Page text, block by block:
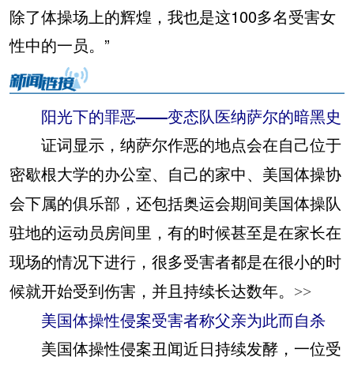
除了体操场上的辉煌，我也是这100多名受害女
性中的一员。”
阳光下的罪恶——变态队医纳萨尔的暗黑史
证词显示，纳萨尔作恶的地点会在自己位于
密歇根大学的办公室、自己的家中、美国体操协
会下属的俱乐部，还包括奥运会期间美国体操队
驻地的运动员房间里，有的时候甚至是在家长在
现场的情况下进行，很多受害者都是在很小的时
候就开始受到伤害，并且持续长达数年。 >>
美国体操性侵案受害者称父亲为此而自杀
美国体操性侵案丑闻近日持续发酵，一位受